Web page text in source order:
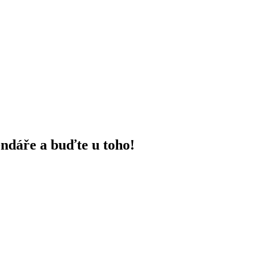
a buďte u toho!